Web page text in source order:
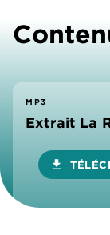
MP3
Extrait La
download